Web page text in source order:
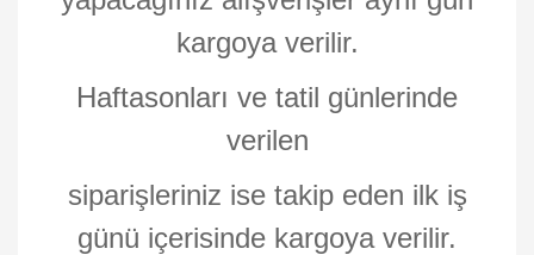
kargoya verilir.
Haftasonları ve tatil günlerinde
verilen
siparişleriniz ise takip eden ilk iş
günü içerisinde kargoya verilir.